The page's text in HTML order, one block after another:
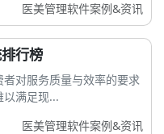
医美管理软件案例&资讯
行榜
对服务质量与效率的要求
以满足现...
医美管理软件案例&资讯